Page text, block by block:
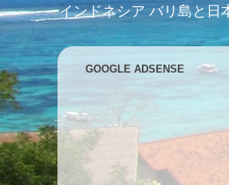
インドネシア バリ島と日
GOOGLE ADSENSE